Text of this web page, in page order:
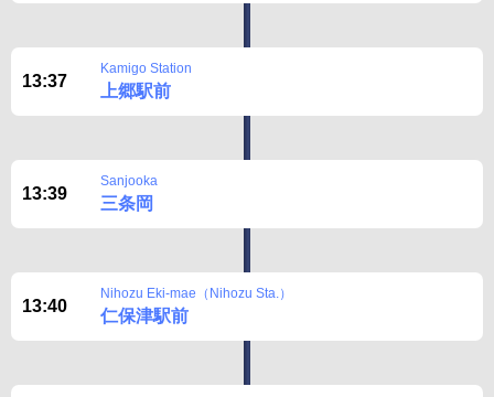
13:37
Kamigo Station
上郷駅前
13:39
Sanjooka
三条岡
13:40
Nihozu Eki-mae（Nihozu Sta.）
仁保津駅前